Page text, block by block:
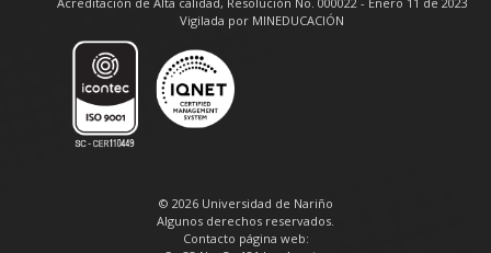
Vigilada por MINEDUCACIÓN
© 2026 Universidad de Nariño
Algunos derechos reservados.
Contacto página web: